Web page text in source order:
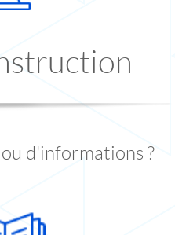
d'informations ?